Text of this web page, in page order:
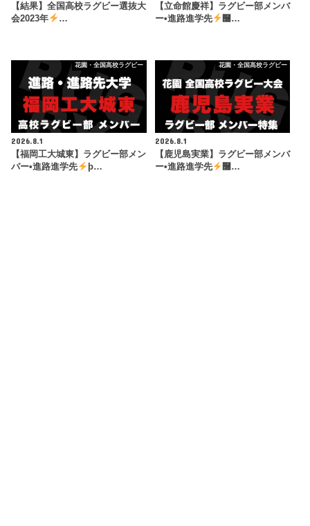
【結果】全国高校ラグビー選抜大
会2023年
…
【立命館慶祥】ラグビー部メンバ
ー•進路進学先
࿠…
花園・全国高校ラグビー
2026.8.1
【福岡工大城東】ラグビー部メン
バー•進路進学先
þ…
花園・全国高校ラグビー
2026.8.1
【鹿児島実業】ラグビー部メンバ
ー•進路進学先
࿠…